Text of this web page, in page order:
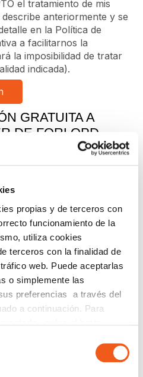
propias y de terceros con
funcionamiento de la
utiliza cookies
terceros con la finalidad de
web. Puede aceptarlas
o simplemente las
preferencias a través del
a continuación. Para
cookies
política de cookies
el tratamiento de mis
anteriormente y se
en la Política de
a facilitarnos la
la imposibilidad de tratar
indicada).
GRATUITA A
DE FORLOPD
,eCommerce
a tu empresa o entidad.
la suscripción